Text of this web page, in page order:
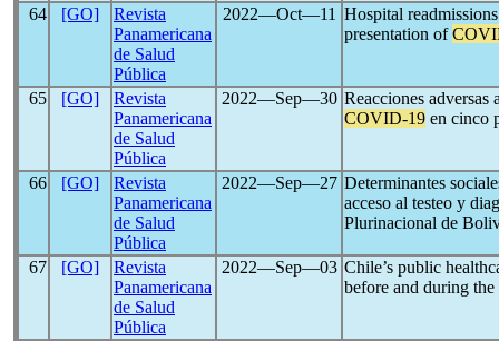
64 [GO]
Revista
Panamericana
de Salud
Pública
2022―Oct―11 Hospital
presentation of
65 [GO]
Revista
Panamericana
de Salud
Pública
2022―Sep―30 Reacciones adversas
COVID-19 en cinco
66 [GO]
Revista
Panamericana
de Salud
Pública
2022―Sep―27 Determinantes
acceso al testeo y
Plurinacional de
67 [GO]
Revista
Panamericana
de Salud
Pública
2022―Sep―03 Chile’s public
before and during the